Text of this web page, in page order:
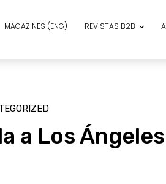
MAGAZINES (ENG) REVISTAS B2B
a Los